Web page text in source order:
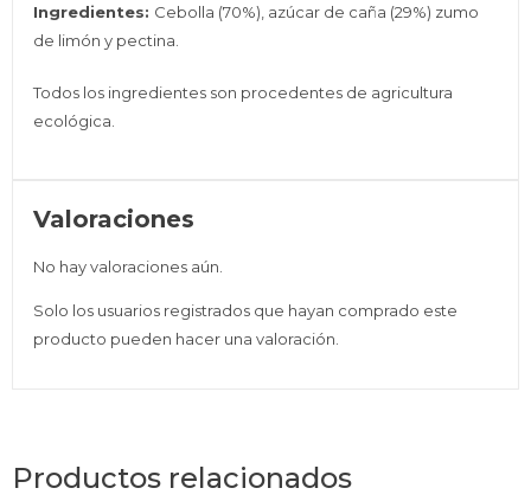
Ingredientes: Cebolla (70%), azúcar de caña (29%) zumo
de limón y pectina.
Todos los ingredientes son procedentes de agricultura
ecológica.
Valoraciones
No hay valoraciones aún.
Solo los usuarios registrados que hayan comprado este
producto pueden hacer una valoración.
Productos relacionados